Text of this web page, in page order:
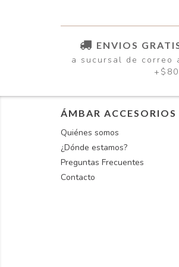
ENVIOS
a sucursal de correo
ÁMBAR ACCESORIOS
Quiénes somos
¿Dónde estamos?
Preguntas Frecuentes
Contacto